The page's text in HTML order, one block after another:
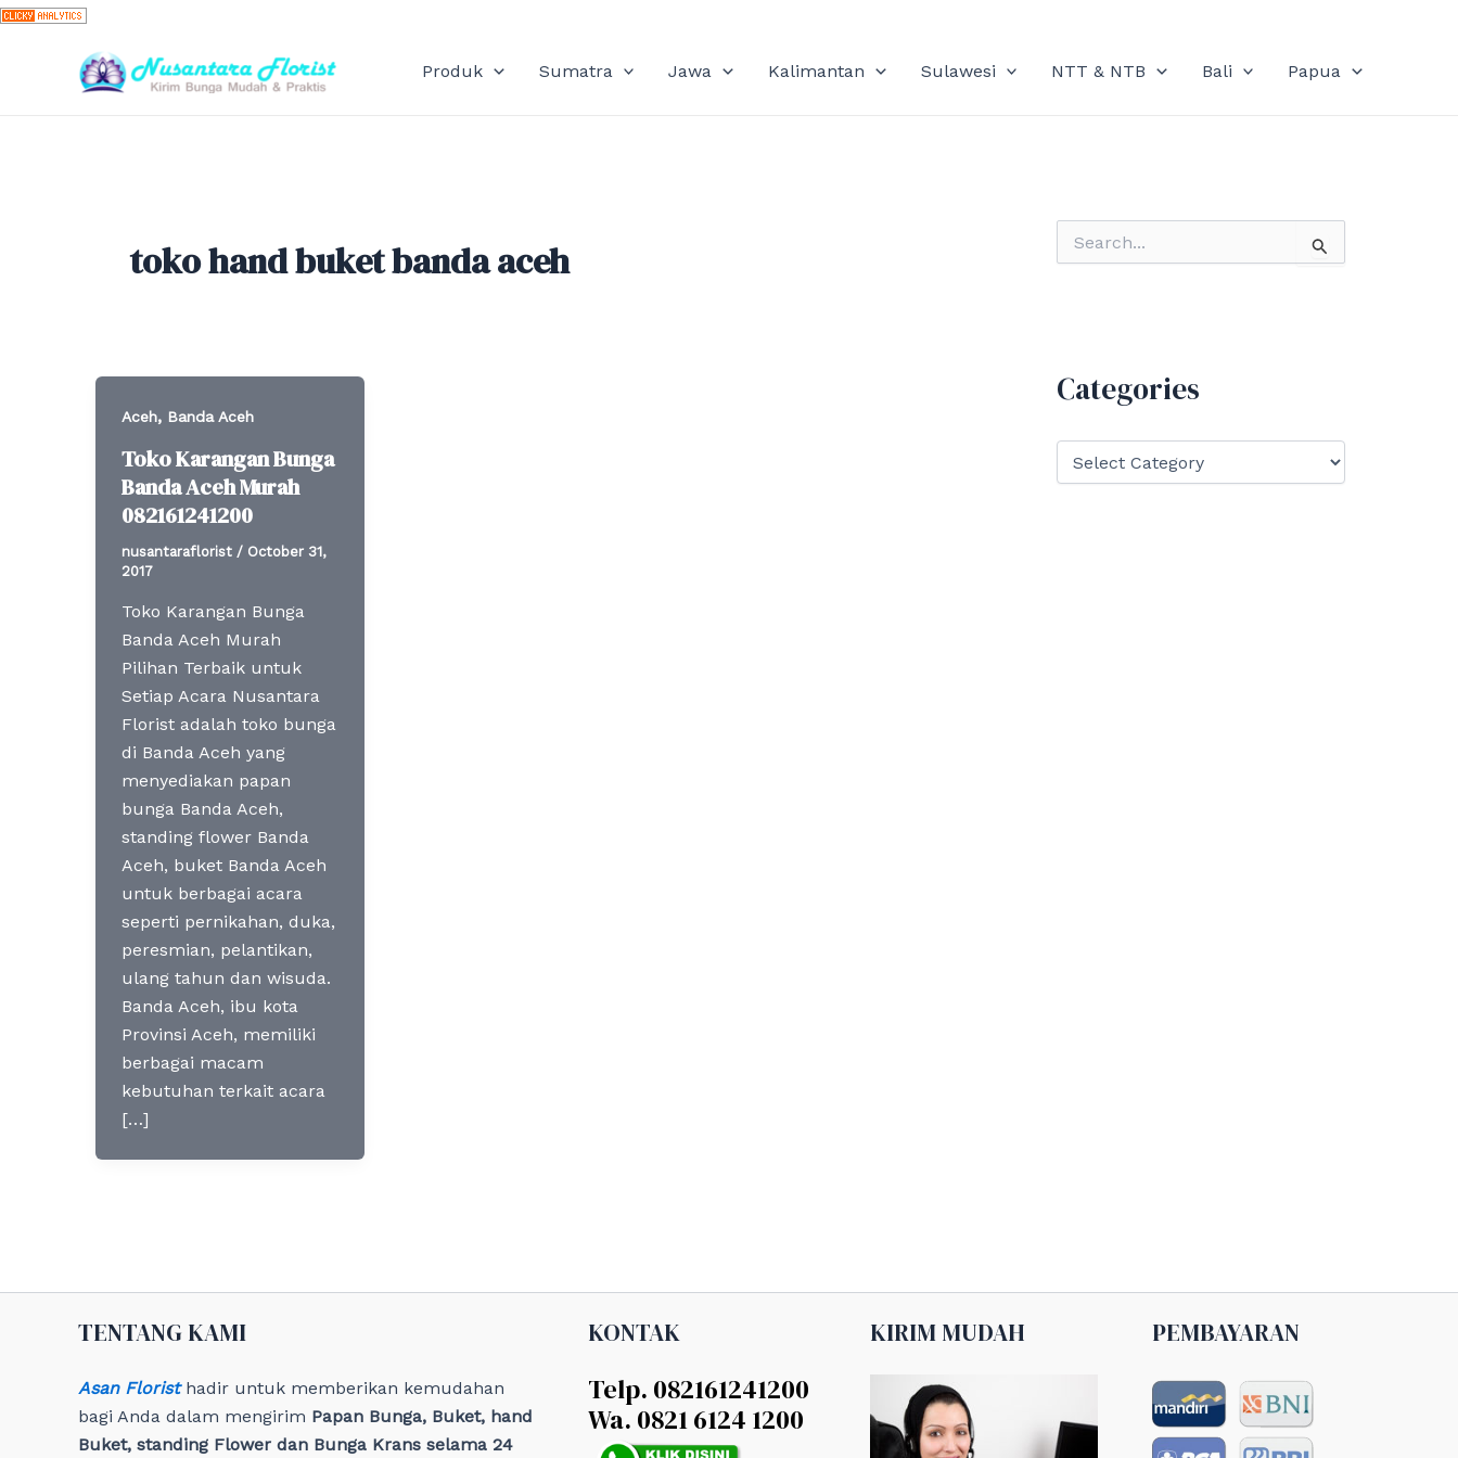
Skip
content
Produk Sumatra Jawa Kalimantan Sulawesi NTT & NTB Bali Papua
toko hand buket banda aceh
Aceh, Banda Aceh
Toko Karangan Bunga
Banda Aceh Murah
082161241200
nusantaraflorist / October 31,
2017
Toko Karangan Bunga
Banda Aceh Murah
Pilihan Terbaik untuk
Setiap Acara Nusantara
Florist adalah toko bunga
di Banda Aceh yang
menyediakan papan
bunga Banda Aceh,
standing flower Banda
Aceh, buket Banda Aceh
untuk berbagai acara
seperti pernikahan, duka,
peresmian, pelantikan,
ulang tahun dan wisuda.
Banda Aceh, ibu kota
Provinsi Aceh, memiliki
berbagai macam
kebutuhan terkait acara
[…]
o
Categories
TENTANG KAMI
Asan Floristhadir untuk memberikan kemudahan
bagi Anda dalam mengirim Papan Bunga, Buket, hand
Buket, standing Flower dan Bunga Krans selama 24
KONTAK
Telp. 082161241200
Wa. 0821 6124 1200
KIRIM MUDAH PEMBAYARAN